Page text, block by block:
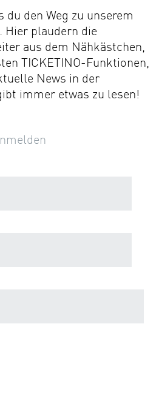
du den Weg zu unserem
Hier plaudern die
aus dem Nähkästchen,
TICKETINO-Funktionen,
News in der
immer etwas zu lesen!